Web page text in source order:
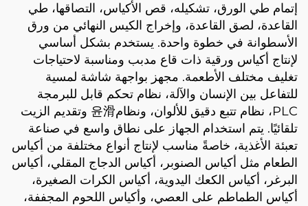
إتمام طي الورق، تشكيله، قص الأكياس، التصاقها، طي
القاعدة، لصق القاعدة، وإخراج الكيس النهائي من ورق
الأسطوانة في خطوة واحدة. يستخدم بشكل أساسي
لإنتاج أكياس ورقية ذات قاع مدبب ومناسبة لاحتياجات
تغليف مختلف الأطعمة. مجهز بواجهة شاشة لمسية
للتفاعل بين الإنسان والآلة، نظام تحكم قابل للبرمجة
PLC، نظام تتبع دقيق للألوان، ونظام윤滑 وتقديم الزيت
تلقائيًا. يتم استخدام الجهاز على نطاق واسع في صناعة
تعبئة الأغذية، خاصةً مناسب لإنتاج أنواع مختلفة من أكياس
الطعام مثل أكياس الصنوبر، أكياس الدجاج المقلي، أكياس
البرغر، أكياس الكعك اليدوية، أكياس الكرات الصغيرة،
أكياس الطماطم على العصي، وأكياس اللحوم المجففة،